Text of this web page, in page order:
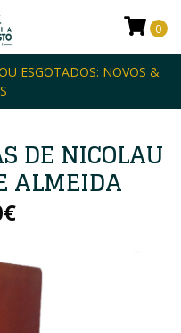
ESGOTADOS: NOVOS &
0
DE NICOLAU
ALMEIDA